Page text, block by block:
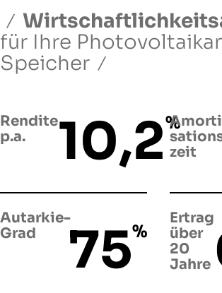
für Ihre
Speicher
Rendite
p.a.
10,2%
zeit
Autarkie-
Grad
75%
Ertrag
über
20
Jahre